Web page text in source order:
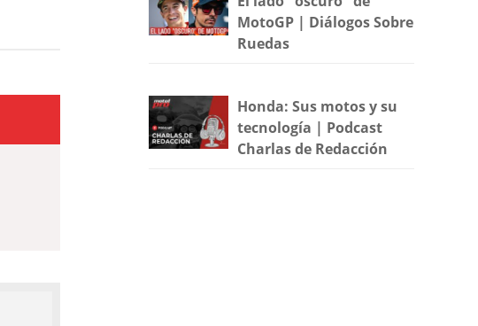
MotoGP | Diálogos Sobre
Ruedas
Honda: Sus motos y su
tecnología | Podcast
Charlas de Redacción